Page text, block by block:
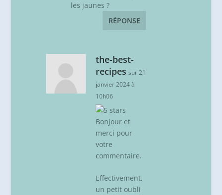
les jaunes ?
RÉPONSE
the-best-
recipes sur 21
janvier 2024 à
10h06
Bonjour et
merci pour
votre
commentaire.
Effectivement,
un petit oubli